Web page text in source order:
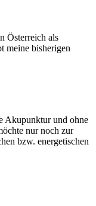
Österreich als
meine bisherigen
Akupunktur und ohne
nur noch zur
bzw. energetischen